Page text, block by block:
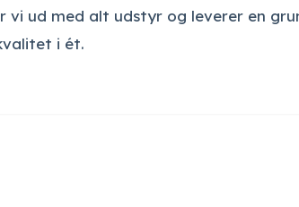
vi ud med alt udstyr og leverer en
i ét.